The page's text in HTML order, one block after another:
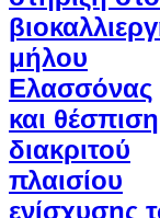
μήλου
Ελασσόνας
και θέσπιση
διακριτού
πλαισίου
ενίσχυσης